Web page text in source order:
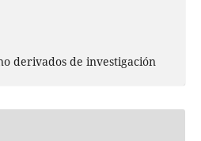
derivados de investigación